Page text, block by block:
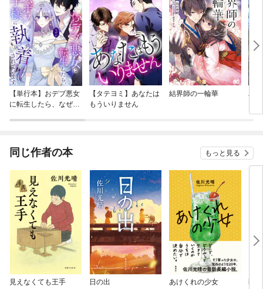
【単行本】おデブ悪女
に転生したら、なぜか
【タテヨミ】あなたは
もういりません
結界師の一輪華
バ
今
同じ作者の本 もっと見る
見えなくても王手 日の出 あけくれの少女 猫